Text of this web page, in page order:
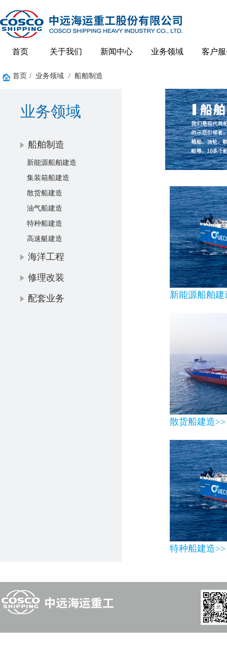
首页 关于我们 新闻中心 业务领域 客户
首页 / 业务领域 / 船舶制造
业务领域
船舶制造
新能源船舶建造
集装箱船建造
散货船建造
油气船建造
特种船建造
高速艇建造
海洋工程
修理改装
配套业务 新能源船舶建
散货船建造>>
特种船建造>>